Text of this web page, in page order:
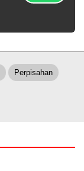
Perpisahan